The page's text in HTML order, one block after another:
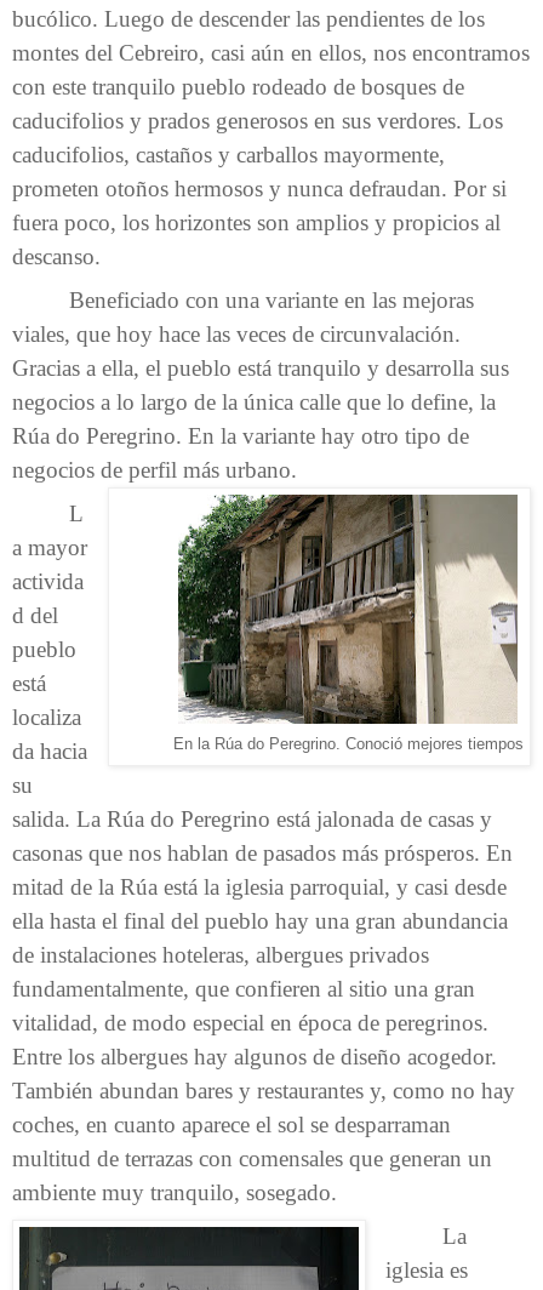
bucólico. Luego de descender las pendientes de los
montes del Cebreiro, casi aún en ellos, nos encontramos
con este tranquilo pueblo rodeado de bosques de
caducifolios y prados generosos en sus verdores. Los
caducifolios, castaños y carballos mayormente,
prometen otoños hermosos y nunca defraudan. Por si
fuera poco, los horizontes son amplios y propicios al
descanso.
Beneficiado con una variante en las mejoras
viales, que hoy hace las veces de circunvalación.
Gracias a ella, el pueblo está tranquilo y desarrolla sus
negocios a lo largo de la única calle que lo define, la
Rúa do Peregrino. En la variante hay otro tipo de
negocios de perfil más urbano.
En la Rúa do Peregrino. Conoció mejores tiempos
L
a mayor
activida
d del
pueblo
está
localiza
da hacia
su
salida. La Rúa do Peregrino está jalonada de casas y
casonas que nos hablan de pasados más prósperos. En
mitad de la Rúa está la iglesia parroquial, y casi desde
ella hasta el final del pueblo hay una gran abundancia
de instalaciones hoteleras, albergues privados
fundamentalmente, que confieren al sitio una gran
vitalidad, de modo especial en época de peregrinos.
Entre los albergues hay algunos de diseño acogedor.
También abundan bares y restaurantes y, como no hay
coches, en cuanto aparece el sol se desparraman
multitud de terrazas con comensales que generan un
ambiente muy tranquilo, sosegado.
La
iglesia es